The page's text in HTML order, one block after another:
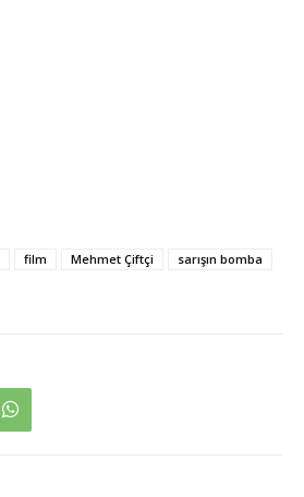
film Mehmet Çiftçi
sarışın bomba